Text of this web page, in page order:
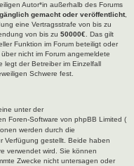
Autor*in außerhalb des Forums
gemacht oder veröffentlicht,
eine Vertragsstrafe von bis zu
von bis zu 50000€ . Das gilt
Funktion im Forum beteiligt oder
nicht im Forum angemeldete
legt der Betreiber im Einzelfall
Schwere fest.
unter der
Foren-Software von phpBB Limited (
werden durch die
Verfügung gestellt. Beide haben
verwendet wird. Sie können
Zwecke nicht untersagen oder